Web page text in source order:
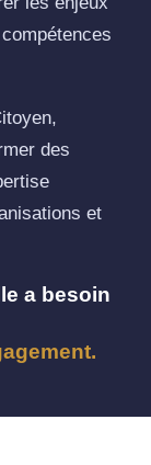
des
et
a besoin